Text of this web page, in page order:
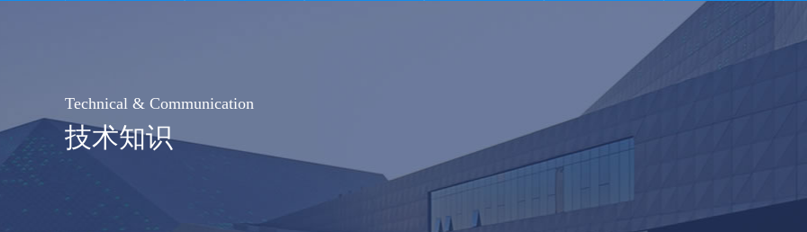
Technical & Communication
技术知识